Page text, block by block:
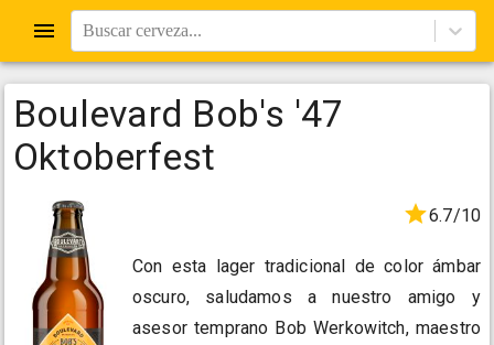
Buscar cerveza...
Boulevard Bob's '47
Oktoberfest
6.7/10
Con esta lager tradicional de color ámbar
oscuro, saludamos a nuestro amigo y
asesor temprano Bob Werkowitch, maestro